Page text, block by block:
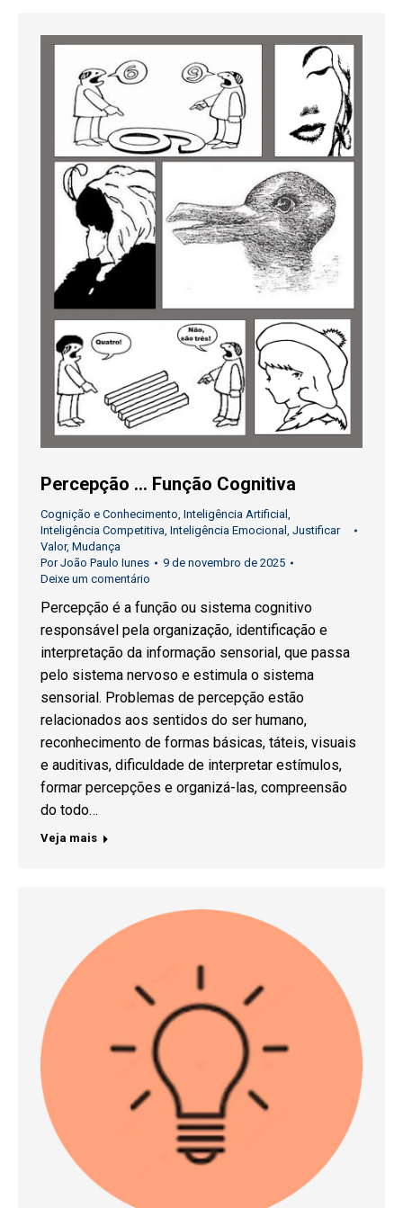
Percepção … Função Cognitiva
Cognição e Conhecimento Inteligência Artificial
Inteligência Competitiva Inteligência Emocional
Justificar
Valor, Mudança
PorJoão Paulo Iunes
9 de novembro de 2025
Deixe um comentário
Percepção é a função ou sistema cognitivo
responsável pela organização, identificação e
interpretação da informação sensorial, que passa
pelo sistema nervoso e estimula o sistema
sensorial. Problemas de percepção estão
relacionados aos sentidos do ser humano,
reconhecimento de formas básicas, táteis, visuais
e auditivas, dificuldade de interpretar estímulos,
formar percepções e organizá-las, compreensão
do todo…
Veja mais